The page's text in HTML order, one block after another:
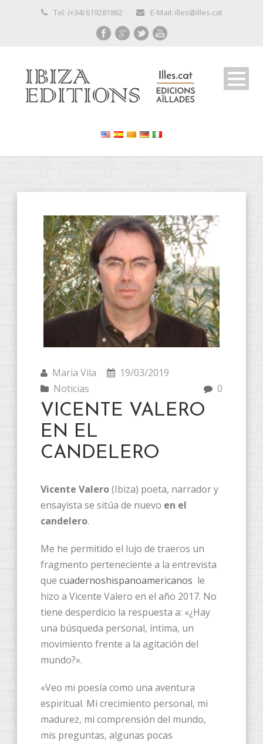
Tel: (+34) 619281862 E-Mail: illes@illes.cat
Maria Vila
19/03/2019
Noticias
0
VICENTE VALERO
EN EL
CANDELERO
Vicente Valero(Ibiza) poeta, narrador y
ensayista se sitúa de nuevo en el
candelero.
Me he permitido el lujo de traeros un
fragmento perteneciente a la entrevista
que cuadernoshispanoamericanos le
hizo a Vicente Valero en el año 2017. No
tiene desperdicio la respuesta a: «¿Hay
una búsqueda personal, íntima, un
movimiento frente a la agitación del
mundo?».
«Veo mi poesía como una aventura
espiritual. Mi crecimiento personal, mi
madurez, mi comprensión del mundo,
mis preguntas, algunas pocas